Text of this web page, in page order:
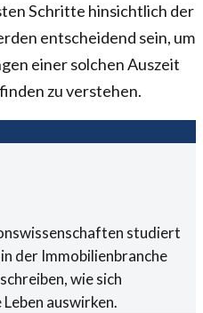
Schritte hinsichtlich der
entscheidend sein, um
einer solchen Auszeit
zu verstehen.
studiert
der Immobilienbranche
wie sich
auswirken.